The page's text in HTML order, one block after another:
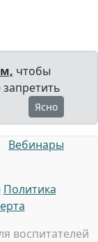
чтобы
Ясно
Вебинары
Политика
воспитателей